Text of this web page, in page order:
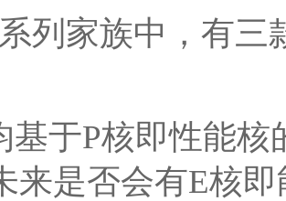
列家族中，有三
基于P核即性能
来是否会有E核